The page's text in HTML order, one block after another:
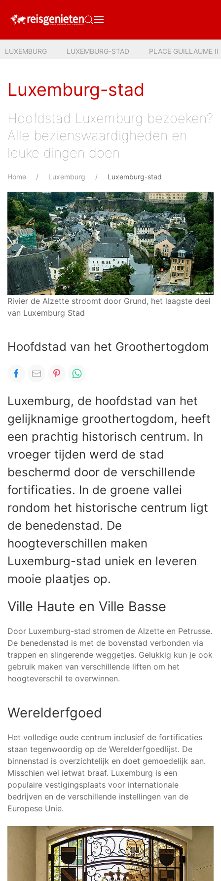
LUXEMBURG LUXEMBURG-STAD PLACE GUILLAUME II
Luxemburg-stad
Hoofdstad Luxemburg bezoeken?
Alle bezienswaardigheden en
leuke dingen doen
Home Luxemburg Luxemburg-stad
Rivier de Alzette stroomt door Grund, het laagste deel
van Luxemburg Stad
Hoofdstad van het Groothertogdom
Luxemburg, de hoofdstad van het
gelijknamige groothertogdom, heeft
een prachtig historisch centrum. In
vroeger tijden werd de stad
beschermd door de verschillende
fortificaties. In de groene vallei
rondom het historische centrum ligt
de benedenstad. De
hoogteverschillen maken
Luxemburg-stad uniek en leveren
mooie plaatjes op.
Ville Haute en Ville Basse
Door Luxemburg-stad stromen de Alzette en Petrusse.
De benedenstad is met de bovenstad verbonden via
trappen en slingerende weggetjes. Gelukkig kun je ook
gebruik maken van verschillende liften om het
hoogteverschil te overwinnen.
Werelderfgoed
Het volledige oude centrum inclusief de fortificaties
staan tegenwoordig op de Werelderfgoedlijst. De
binnenstad is overzichtelijk en doet gemoedelijk aan.
Misschien wel ietwat braaf. Luxemburg is een
populaire vestigingsplaats voor internationale
bedrijven en de verschillende instellingen van de
Europese Unie.